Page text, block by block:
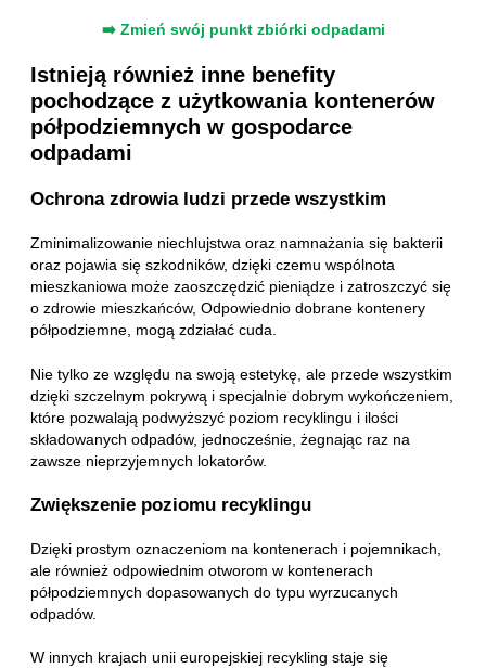
➡️ Zmień swój punkt zbiórki odpadami
Istnieją również inne benefity
pochodzące z użytkowania kontenerów
półpodziemnych w gospodarce
odpadami
Ochrona zdrowia ludzi przede wszystkim
Zminimalizowanie niechlujstwa oraz namnażania się bakterii
oraz pojawia się szkodników, dzięki czemu wspólnota
mieszkaniowa może zaoszczędzić pieniądze i zatroszczyć się
o zdrowie mieszkańców, Odpowiednio dobrane kontenery
półpodziemne, mogą zdziałać cuda.
Nie tylko ze względu na swoją estetykę, ale przede wszystkim
dzięki szczelnym pokrywą i specjalnie dobrym wykończeniem,
które pozwalają podwyższyć poziom recyklingu i ilości
składowanych odpadów, jednocześnie, żegnając raz na
zawsze nieprzyjemnych lokatorów.
Zwiększenie poziomu recyklingu
Dzięki prostym oznaczeniom na kontenerach i pojemnikach,
ale również odpowiednim otworom w kontenerach
półpodziemnych dopasowanych do typu wyrzucanych
odpadów.
W innych krajach unii europejskiej recykling staje się